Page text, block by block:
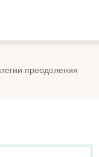
преодоления